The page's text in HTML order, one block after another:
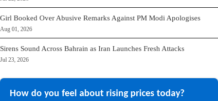
Girl Booked Over Abusive Remarks Against PM Modi Apologises
Aug 01, 2026
Sirens Sound Across Bahrain as Iran Launches Fresh Attacks
Jul 23, 2026
How do you feel about rising prices today?